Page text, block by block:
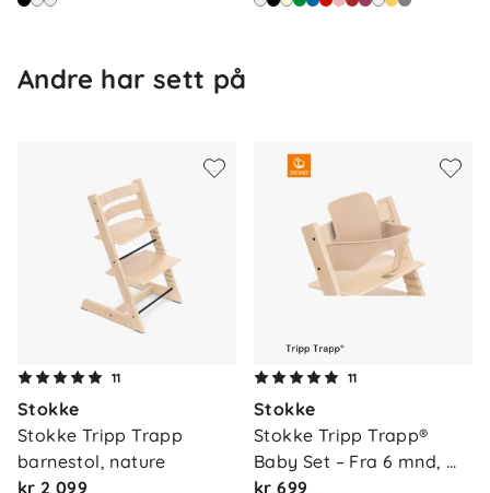
Andre har sett på
11
Stokke
Stokke Tripp Trapp
barnestol, nature
kr 2 099
11
Stokke
Stokke Tripp Trapp®
Baby Set – Fra 6 mnd,
na…
kr 699
Om oss
Våre butikker
Vårt samfunnsansvar
Kontakt oss
Frakt og levering
Retur og reklamasjon